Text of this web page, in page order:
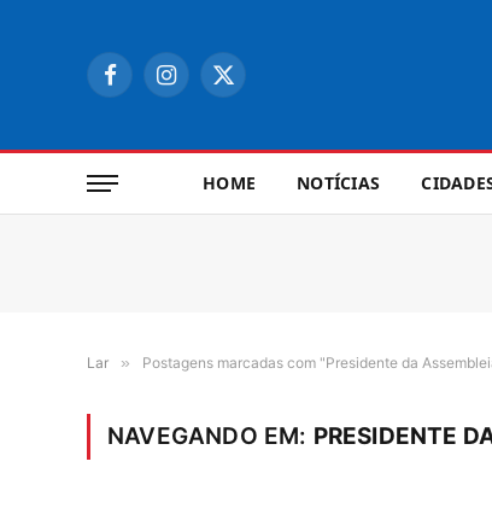
FacebookInstagram
X
HOME NOTÍCIAS
Lar » Postagens marcadas com "Presidente da
NAVEGANDO EM: PRESIDENTE